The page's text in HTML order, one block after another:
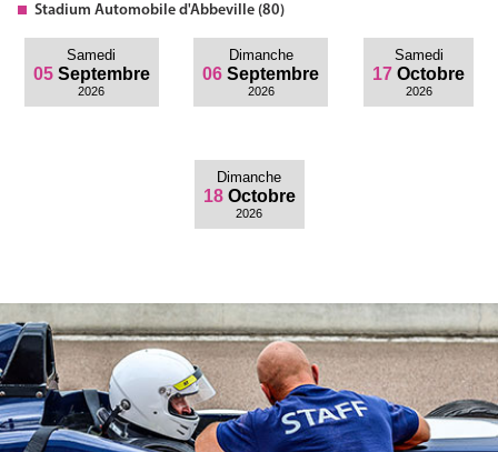
Stadium Automobile d'Abbeville (80)
Samedi
05 Septembre
2026
Dimanche
06Septembre
2026
Samedi
17Octobre
2026
Dimanche
18 Octobre
2026